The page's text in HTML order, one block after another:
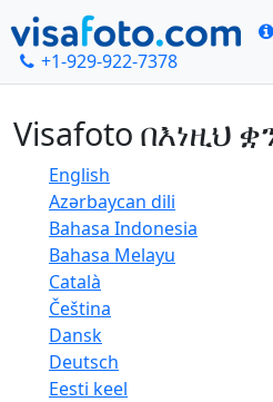
+1-929-922-7378
መነሻ ሌሎች ቋንቋዎች
Visafoto በእነዚህ
English
Azərbaycan dili
Bahasa Indonesia
Bahasa Melayu
Català
Čeština
Dansk
Deutsch
Eesti keel